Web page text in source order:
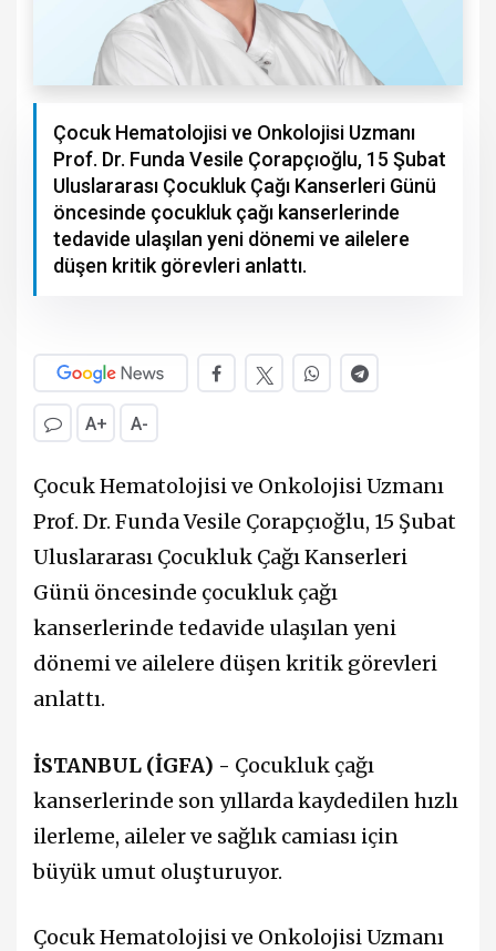
Çocuk Hematolojisi ve Onkolojisi Uzmanı
Prof. Dr. Funda Vesile Çorapçıoğlu, 15 Şubat
Uluslararası Çocukluk Çağı Kanserleri Günü
öncesinde çocukluk çağı kanserlerinde
tedavide ulaşılan yeni dönemi ve ailelere
düşen kritik görevleri anlattı.
A+ A-
Çocuk Hematolojisi ve Onkolojisi Uzmanı
Prof. Dr. Funda Vesile Çorapçıoğlu, 15 Şubat
Uluslararası Çocukluk Çağı Kanserleri
Günü öncesinde çocukluk çağı
kanserlerinde tedavide ulaşılan yeni
dönemi ve ailelere düşen kritik görevleri
anlattı.
İSTANBUL (İGFA) - Çocukluk çağı
kanserlerinde son yıllarda kaydedilen hızlı
ilerleme, aileler ve sağlık camiası için
büyük umut oluşturuyor.
Çocuk Hematolojisi ve Onkolojisi Uzmanı